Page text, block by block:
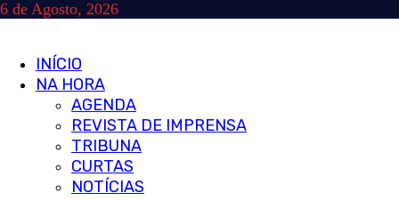
Skip
6 de Agosto, 2026
Primary
Menu
INÍCIO
NA HORA
AGENDA
REVISTA DE IMPRENSA
TRIBUNA
CURTAS
NOTÍCIAS